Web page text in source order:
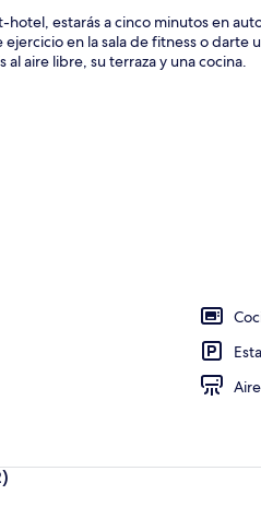
estarás a cinco minutos en
en la sala de fitness o darte
aire libre, su terraza y una cocina.